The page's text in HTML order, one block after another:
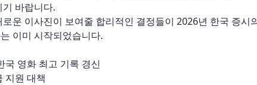
바랍니다.
운 이사진이 보여줄 합리적인 결정들이 2026년 한국 증시
이미 시작되었습니다.
영화 최고 기록 경신
지원 대책